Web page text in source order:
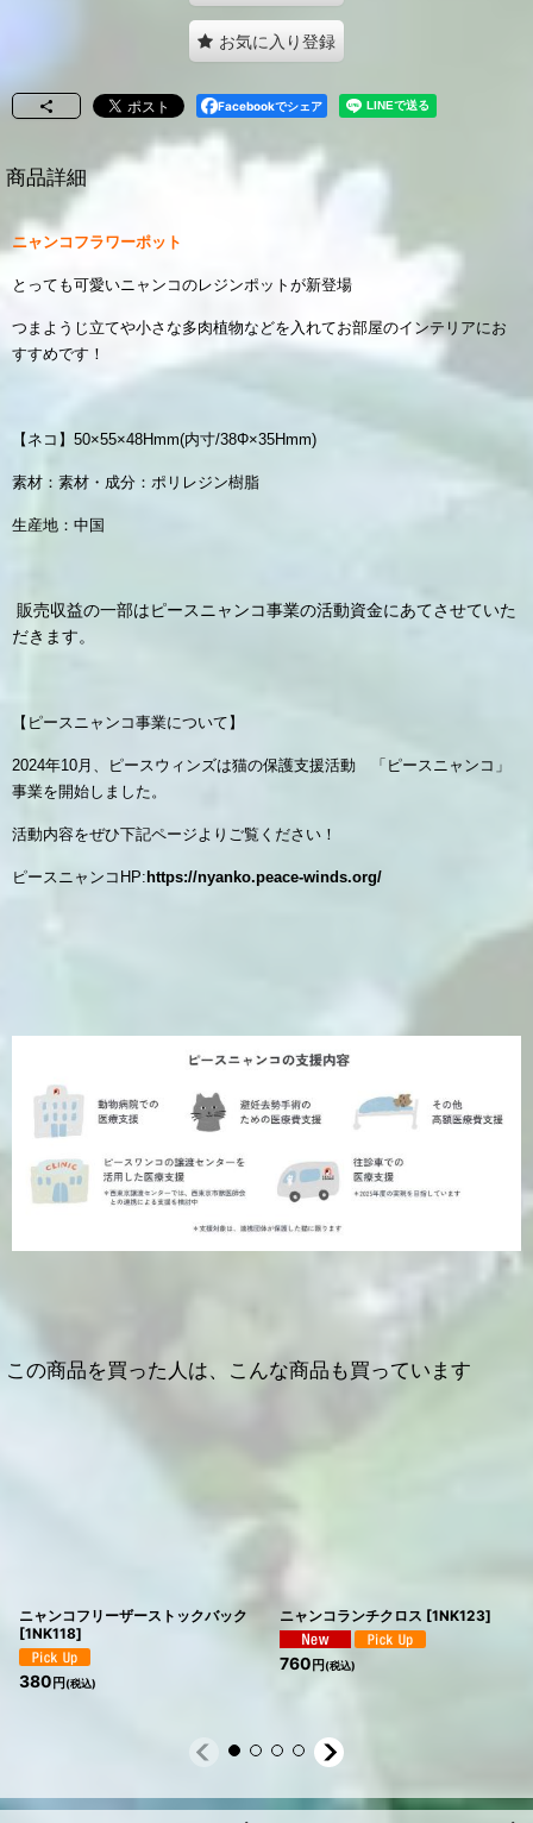
お気に入り登録
Facebookでシェア
商品詳細
ニャンコフラワーポット
とっても可愛いニャンコのレジンポッ トが新登場
つまようじ立てや小さな多肉植物などを入れてお部屋のインテリアにお
すすめです！
【ネコ】50×55×48Hmm(内寸/38Φ×35Hmm)
素材： 素材・成分：ポリレジン樹脂
生産地：中国
販売収益の一部はピースニャンコ事業の活動資金にあてさせていた
だきます。
【ピースニャンコ事業について】
2024年10月、ピースウィンズは猫の保護支援活動 「ピースニャンコ」
事業を開始しました。
活動内容をぜひ下記ページよりご覧ください！
ピースニャンコHP: https://nyanko.peace-winds.org/
この商品を買った人は、こんな商品も買っています
ニャンコフリーザーストックバック
[1NK118]
380 円(税込)
ニャンコランチクロス [1NK123]
760 円(税込)